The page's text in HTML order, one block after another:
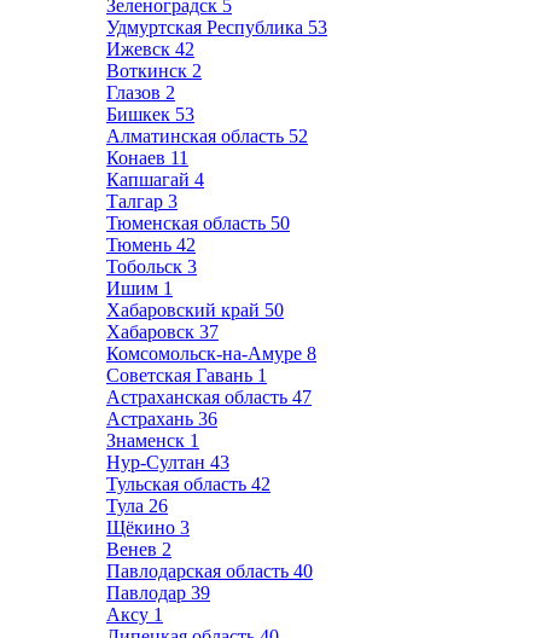
Зеленоградск 5
Удмуртская Республика 53
Ижевск 42
Воткинск 2
Глазов 2
Бишкек 53
Алматинская область 52
Конаев 11
Капшагай 4
Талгар 3
Тюменская область 50
Тюмень 42
Тобольск 3
Ишим 1
Хабаровский край 50
Хабаровск 37
Комсомольск-на-Амуре 8
Советская Гавань 1
Астраханская область 47
Астрахань 36
Знаменск 1
Нур-Султан 43
Тульская область 42
Тула 26
Щёкино 3
Венев 2
Павлодарская область 40
Павлодар 39
Аксу 1